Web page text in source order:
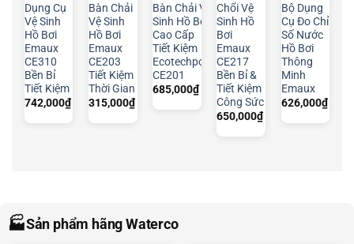
Dụng Cụ
Vệ Sinh
Hồ Bơi
Emaux
CE310
Bền Bỉ
Tiết Kiệm
742,000₫
Bàn Chải
Vệ Sinh
Hồ Bơi
Emaux
CE203
Tiết Kiệm
Thời Gian
315,000₫
Bàn Chải Vệ
Sinh Hồ Bơi
Cao Cấp
Tiết Kiệm
Ecotechpool
CE201
685,000₫
Chổi Vệ
Sinh Hồ
Bơi
Emaux
CE217
Bền Bỉ &
Tiết Kiệm
Công Sức
650,000₫
Bộ Dụng
Cụ Đo Chỉ
Số Nước
Hồ Bơi
Thông
Minh
Emaux
626,000₫
🏭Sản phẩm hãng Waterco